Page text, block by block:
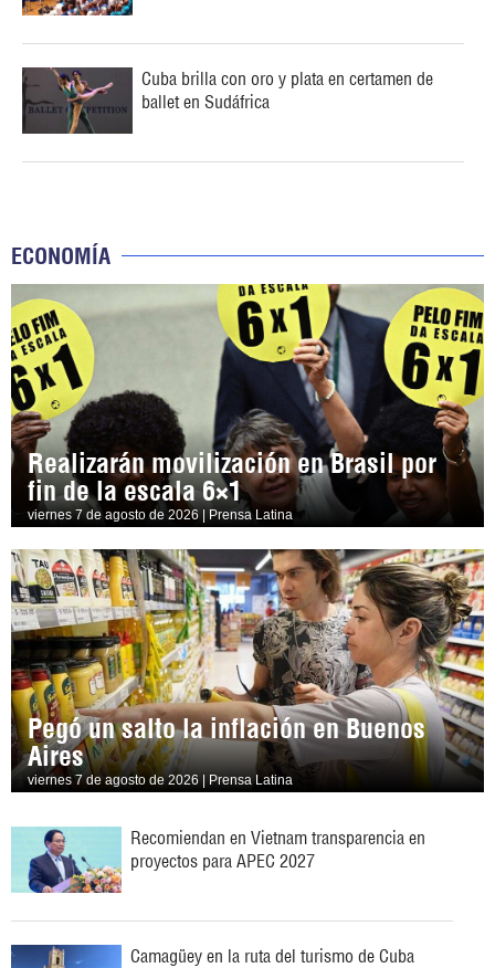
Cuba brilla con oro y plata en certamen de
ballet en Sudáfrica
ECONOMÍA
Realizarán movilización en Brasil por
fin de la escala 6×1
viernes 7 de agosto de 2026 | Prensa Latina
Pegó un salto la inflación en Buenos
Aires
viernes 7 de agosto de 2026 | Prensa Latina
Recomiendan en Vietnam transparencia en
proyectos para APEC 2027
Camagüey en la ruta del turismo de Cuba